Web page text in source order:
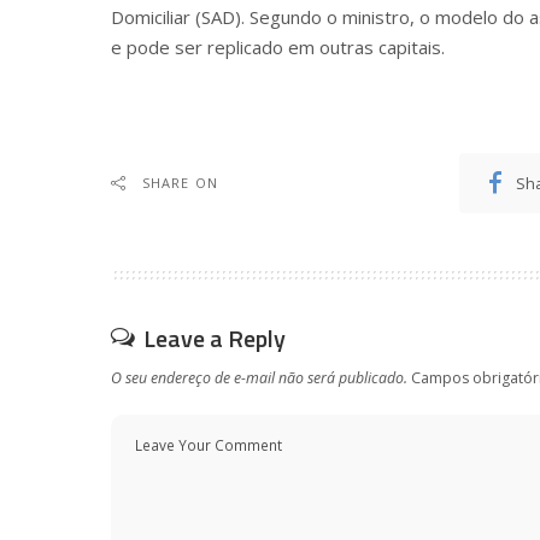
Domiciliar (SAD). Segundo o ministro, o modelo
e pode ser replicado em outras capitais.
SHARE ON
Leave a Reply
O seu endereço de e-mail não será publicado. Campos